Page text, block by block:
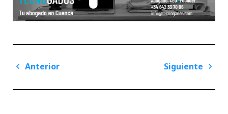
Navegación
entradas
Anterior
Siguiente